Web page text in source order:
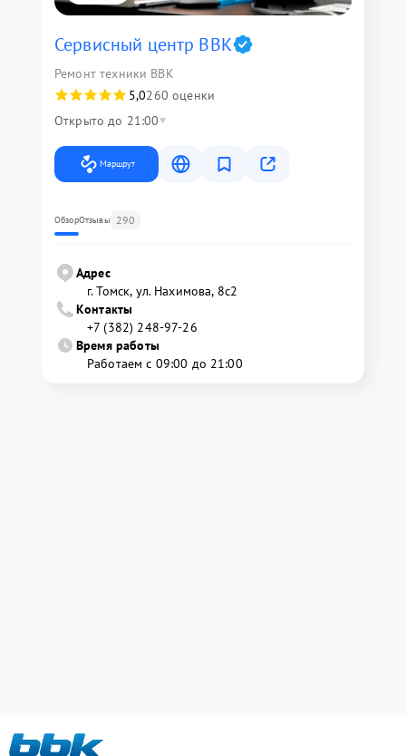
Сервисный центр BBK
Ремонт техники BBK
5,0260 оценки
Открыто до 21:00
Маршрут
ОбзорОтзывы 290
Адрес
г. Томск, ул. Нахимова, 8с2
Контакты
+7 (382) 248-97-26
Время работы
Работаем с 09:00 до 21:00